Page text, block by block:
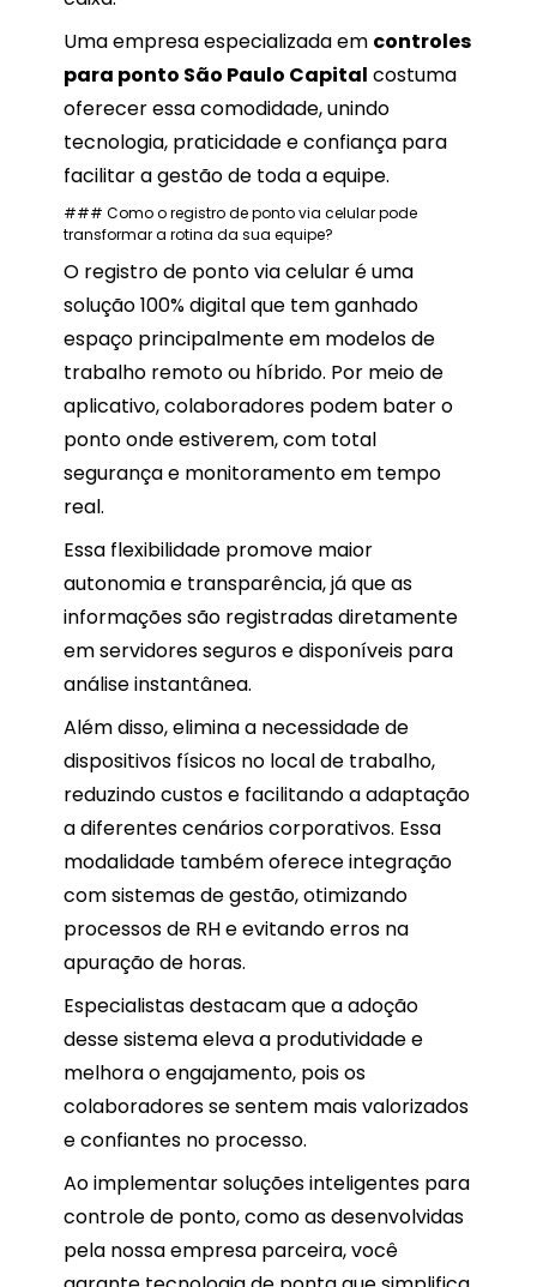
Uma empresa especializada em controles
para ponto São Paulo Capital costuma
oferecer essa comodidade, unindo
tecnologia, praticidade e confiança para
facilitar a gestão de toda a equipe.
### Como o registro de ponto via celular pode
transformar a rotina da sua equipe?
O registro de ponto via celular é uma
solução 100% digital que tem ganhado
espaço principalmente em modelos de
trabalho remoto ou híbrido. Por meio de
aplicativo, colaboradores podem bater o
ponto onde estiverem, com total
segurança e monitoramento em tempo
real.
Essa flexibilidade promove maior
autonomia e transparência, já que as
informações são registradas diretamente
em servidores seguros e disponíveis para
análise instantânea.
Além disso, elimina a necessidade de
dispositivos físicos no local de trabalho,
reduzindo custos e facilitando a adaptação
a diferentes cenários corporativos. Essa
modalidade também oferece integração
com sistemas de gestão, otimizando
processos de RH e evitando erros na
apuração de horas.
Especialistas destacam que a adoção
desse sistema eleva a produtividade e
melhora o engajamento, pois os
colaboradores se sentem mais valorizados
e confiantes no processo.
Ao implementar soluções inteligentes para
controle de ponto, como as desenvolvidas
pela nossa empresa parceira, você